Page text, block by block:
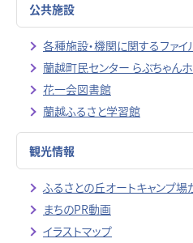
公共施設
各種施設・機関に関するファイ
蘭越町民センター らぶちゃん
花一会図書館
蘭越ふるさと学習館
観光情報
ふるさとの丘オートキャンプ
まちのPR動画
イラストマップ